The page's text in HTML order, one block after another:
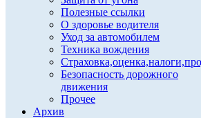
Полезные ссылки
О здоровье водителя
Уход за автомобилем
Техника вождения
Безопасность дорожного
движения
Прочее
Архив